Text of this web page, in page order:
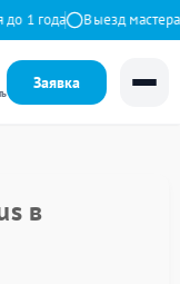
1 года Выезд мастера
Заявка
в